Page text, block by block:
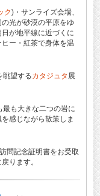
ク)・サンライズ会場、
光が砂漠の平原をゆ
が地平線に近づくに
ー・紅茶で身体を温
眺望するカタジュタ 展
も大きな二つの岩に
感じながら散策しま
訪問記念証明書をお受取
ります。